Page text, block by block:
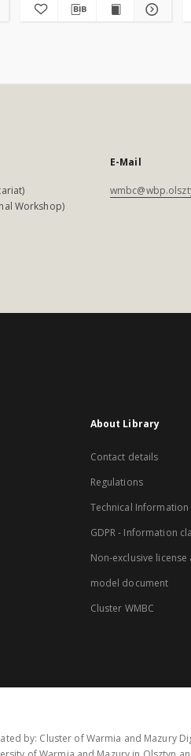
Workshop)
E-Mail
About Library
Contact details
Regulations
Technical Information
GDPR - Information
Non-exclusive
model document
Cluster WMBC
by: Cluster of Warmia and Mazury